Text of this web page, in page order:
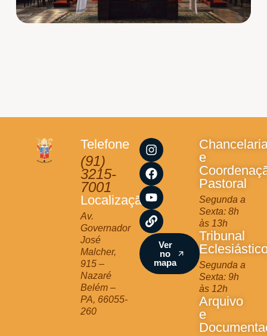
Telefone
(91)
3215-
7001
Localização
Av.
Governador
José
Malcher,
915 –
Nazaré
Belém –
PA, 66055-
260
I
n
s
t
a
g
r
a
m
F
a
c
e
b
o
o
k
Y
o
u
t
u
b
e
L
i
n
k
Ver
no
mapa
e
Pastoral
Segunda a
Sexta: 8h
às 13h
Tribunal
Segunda a
Sexta: 9h
às 12h
Arquivo
e